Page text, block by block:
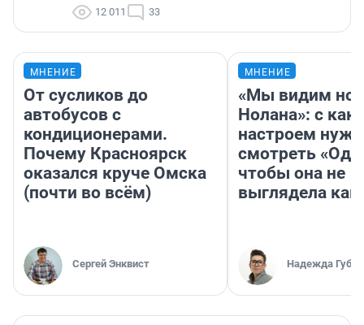
12 011 33
МНЕНИЕ
От сусликов до
автобусов с
кондиционерами.
Почему Красноярск
оказался круче Омска
(почти во всём)
Сергей Энквист
МНЕНИЕ
«Мы видим
Нолана»: с
настроем
смотреть
чтобы она не
выглядела как
Надежда